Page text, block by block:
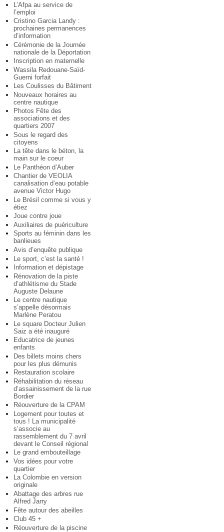
L’Afpa au service de
l’emploi
Cristino Garcia Landy :
prochaines permanences
d’information
Cérémonie de la Journée
nationale de la Déportation
Inscription en maternelle
Wassila Redouane-Saïd-
Guerni forfait
Les Coulisses du Bâtiment
Nouveaux horaires au
centre nautique
Photos Fête des
associations et des
quartiers 2007
Sous le regard des
citoyens
La tête dans le béton, la
main sur le coeur
Le Panthéon d’Auber
Chantier de VEOLIA
canalisation d’eau potable
avenue Victor Hugo
Le Brésil comme si vous y
étiez
Joue contre joue
Auxiliaires de puériculture
Sports au féminin dans les
banlieues
Avis d’enquête publique
Le sport, c’est la santé !
Information et dépistage
Rénovation de la piste
d’athlétisme du Stade
Auguste Delaune
Le centre nautique
s’appelle désormais
Marlène Peratou
Le square Docteur Julien
Saiz a été inauguré
Educatrice de jeunes
enfants
Des billets moins chers
pour les plus démunis
Restauration scolaire
Réhabilitation du réseau
d’assainissement de la rue
Bordier
Réouverture de la CPAM
Logement pour toutes et
tous ! La municipalité
s’associe au
rassemblement du 7 avril
devant le Conseil régional
Le grand embouteillage
Vos idées pour votre
quartier
La Colombie en version
originale
Abattage des arbres rue
Alfred Jarry
Fête autour des abeilles
Club 45 +
Réouverture de la piscine